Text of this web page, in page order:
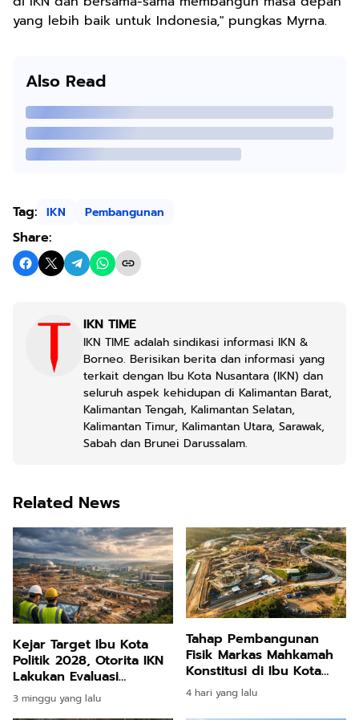
yang lebih baik untuk Indonesia," pungkas Myrna.
Also Read
Tag: IKN Pembangunan
Share:
IKN TIME
IKN TIME adalah sindikasi informasi IKN &
Borneo. Berisikan berita dan informasi yang
terkait dengan Ibu Kota Nusantara (IKN) dan
seluruh aspek kehidupan di Kalimantan Barat,
Kalimantan Tengah, Kalimantan Selatan,
Kalimantan Timur, Kalimantan Utara, Sarawak,
Sabah dan Brunei Darussalam.
Related News
Kejar Target Ibu Kota
Politik 2028, Otorita IKN
Lakukan Evaluasi
Menyeluruh Progres
Pembangunan
3 minggu yang lalu
Tahap Pembangunan
Fisik Markas Mahkamah
Konstitusi di Ibu Kota
Nusantara Resmi Dimulai
4 hari yang lalu